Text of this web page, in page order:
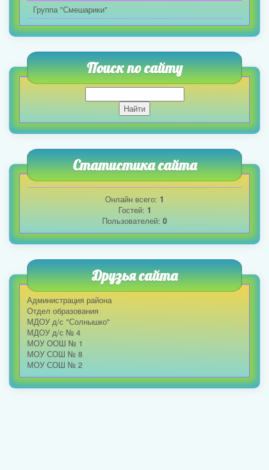
Группа "Смешарики"
Поиск по сайту
Статистика сайта
Онлайн всего: 1
Гостей: 1
Пользователей: 0
Друзья сайта
Администрация района
Отдел образования
МДОУ д/с "Солнышко"
МДОУ д/с № 4
МОУ ООШ № 1
МОУ СОШ № 8
МОУ СОШ № 2